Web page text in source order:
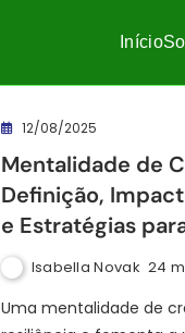
Início
12/08/2025
Mentalidade de
Definição,
e Estratégias
Isabella Novak 24
Uma mentalidade de